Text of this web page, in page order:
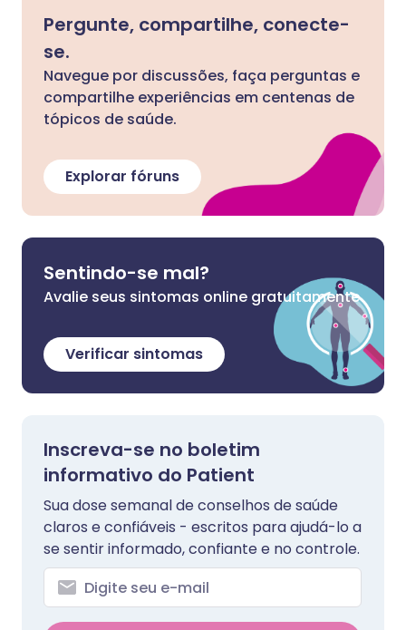
Pergunte, compartilhe, conecte-
se.
Navegue por discussões, faça perguntas e
compartilhe experiências em centenas de
tópicos de saúde.
Explorar fóruns
Sentindo-se mal?
Avalie seus sintomas online gratuitamente
Verificar sintomas
Inscreva-se no boletim
informativo do Patient
Sua dose semanal de conselhos de saúde
claros e confiáveis - escritos para ajudá-lo a
se sentir informado, confiante e no controle.